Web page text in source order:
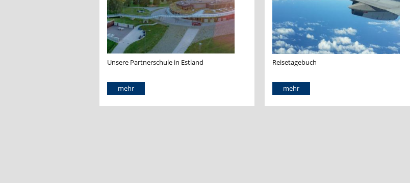
Unsere Partnerschule in Estland
mehr
Reisetagebuch
mehr